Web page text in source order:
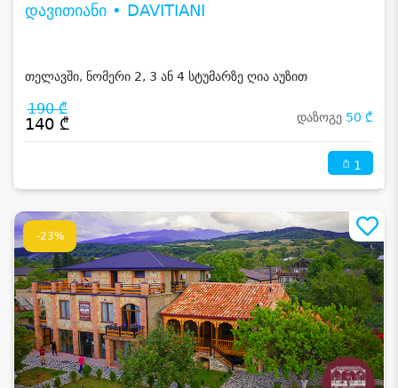
დავითიანი • DAVITIANI
თელავში, ნომერი 2, 3 ან 4 სტუმარზე ღია აუზით
190 ₾
140 ₾ დაზოგე 50 ₾
1
-23%